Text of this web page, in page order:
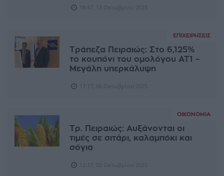
ΕΠΙΧΕΙΡΉΣΕΙΣ
Τράπεζα Πειραιώς: Στο 6,125%
το κουπόνι του ομολόγου ΑΤ1 –
Μεγάλη υπερκάλυψη
ΟΙΚΟΝΟΜΊΑ
Τρ. Πειραιώς: Αυξάνονται οι
τιμές σε σιτάρι, καλαμπόκι και
σόγια